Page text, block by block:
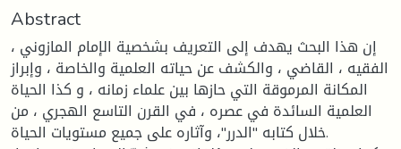
Abstract
إن هذا البحث يهدف إلى التعريف بشخصية الإمام المازوني ،
الفقيه ، القاضي ، والكشف عن حياته العلمية والخاصة ، وإبراز
المكانة المرموقة التي حازها بين علماء زمانه ، و كذا الحياة
العلمية السائدة في عصره ، في القرن التاسع الهجري ، من
خلال كتابه "الدرر"، وآثاره على جميع مستويات الحياة.